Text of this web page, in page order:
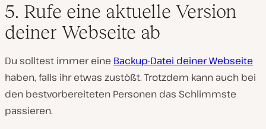
5. Rufe eine aktuelle Version
deiner Webseite ab
Du solltest immer eine Backup-Datei deiner Webseite
haben, falls ihr etwas zustößt. Trotzdem kann auch bei
den bestvorbereiteten Personen das Schlimmste
passieren.